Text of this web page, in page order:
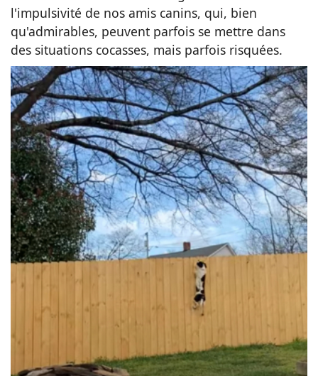
l'impulsivité de nos amis canins, qui, bien
qu'admirables, peuvent parfois se mettre dans
des situations cocasses, mais parfois risquées.